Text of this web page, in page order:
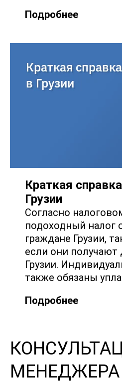
Подробнее
Краткая
Грузии
Согласно
подоходный налог
граждане Грузии,
если они получают
Грузии.
также обязаны
Подробнее
МЕНЕДЖЕРА